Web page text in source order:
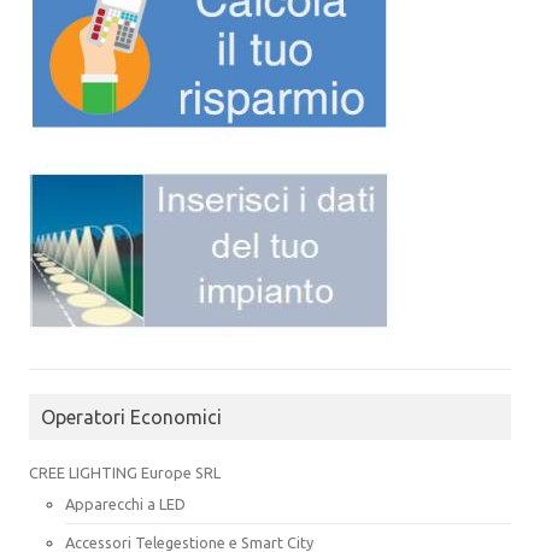
Operatori Economici
CREE LIGHTING Europe SRL
Apparecchi a LED
Accessori Telegestione e Smart City